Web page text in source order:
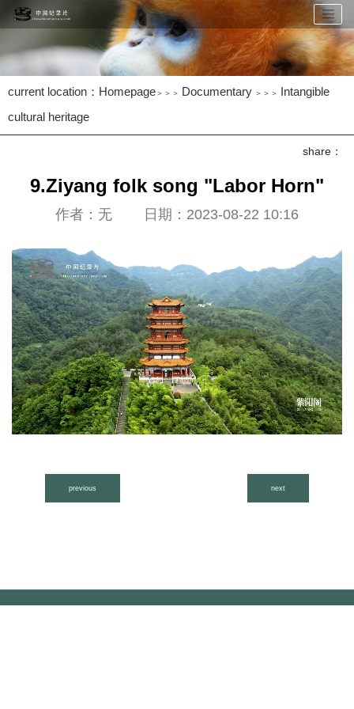
current location： Homepage＞＞＞ Documentary ＞＞＞ Intangible
cultural heritage
share：
9.Ziyang folk song "Labor Horn"
作者：无 日期：2023-08-22 10:16
previous next